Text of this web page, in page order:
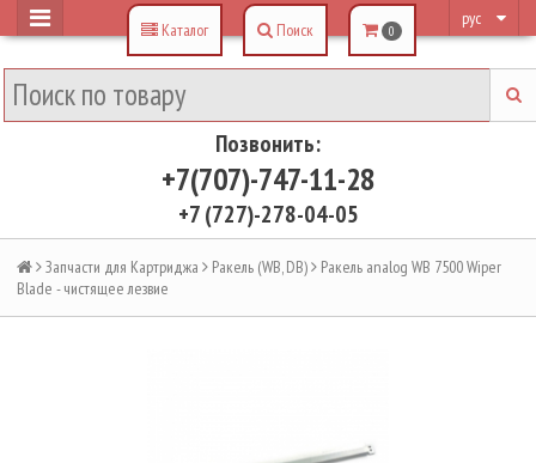
рус
Позвонить:
+7(707)-747-11-28
+7 (727)-278-04-05
Каталог Поиск 0
Запчасти для Картриджа Ракель (WB, DB)
Ракель analog WB 7500 Wiper
Blade - чистящее лезвие